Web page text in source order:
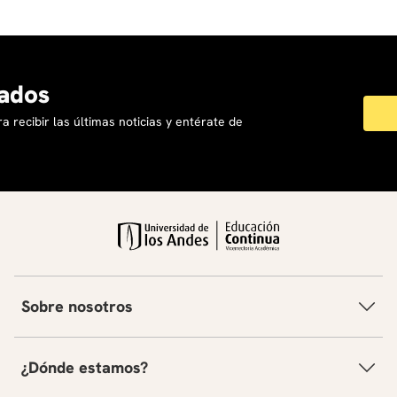
y las startups tecnológicas. Asimismo, es una activa
profesional con la docencia en programas ejecutivos
de alta gerencia dedicados a Fintech, Banca Digital y
derecho, la ciberseguridad, la ética y las tecnologías
recibir las últimas noticias y entérate de
Sobre nosotros
¿Dónde estamos?